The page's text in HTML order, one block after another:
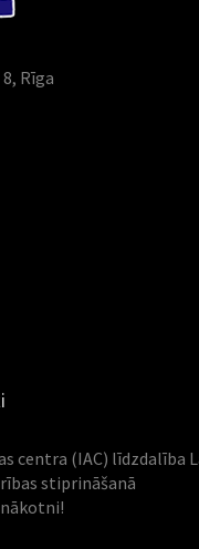
Rīga
centra (IAC) līdzdalība
stiprināšanā